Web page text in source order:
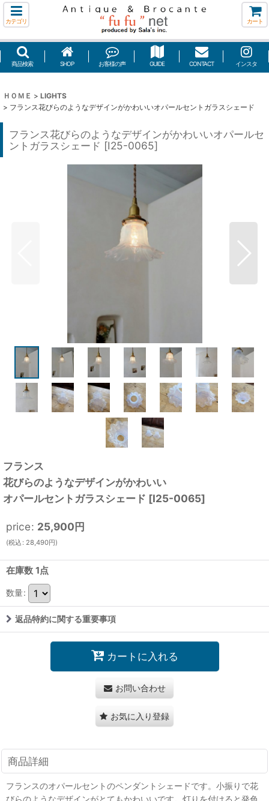
カテゴリ カート
商品検索 SHOP お客様の声 GUIDE CONTACT インスタ
ＨＯＭＥ > LIGHTS
> フランス花びらのようなデザインがかわいいオパールセントガラスシェード
フランス花びらのようなデザインがかわいいオパールセ
ントガラスシェード [I25-0065]
フランス
花びらのようなデザインがかわいい
オパールセントガラスシェード [I25-0065]
price: 25,900円
(税込 : 28,490円)
在庫数 1点
数量:
返品特約に関する重要事項
カートに入れる
お問い合わせ
お気に入り登録
商品詳細
フランスのオパールセントのペンダントシェードです。小振りで花
びらのようなデザインがとてもかわいいです。灯りを付けると発色